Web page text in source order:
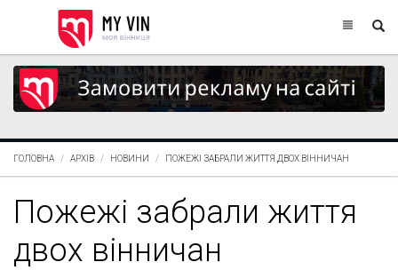
ГОЛОВНА АРХІВ НОВИНИ ПОЖЕЖІ ЗАБРАЛИ ЖИТТЯ ДВОХ ВІННИЧАН
Пожежі забрали життя
двох вінничан